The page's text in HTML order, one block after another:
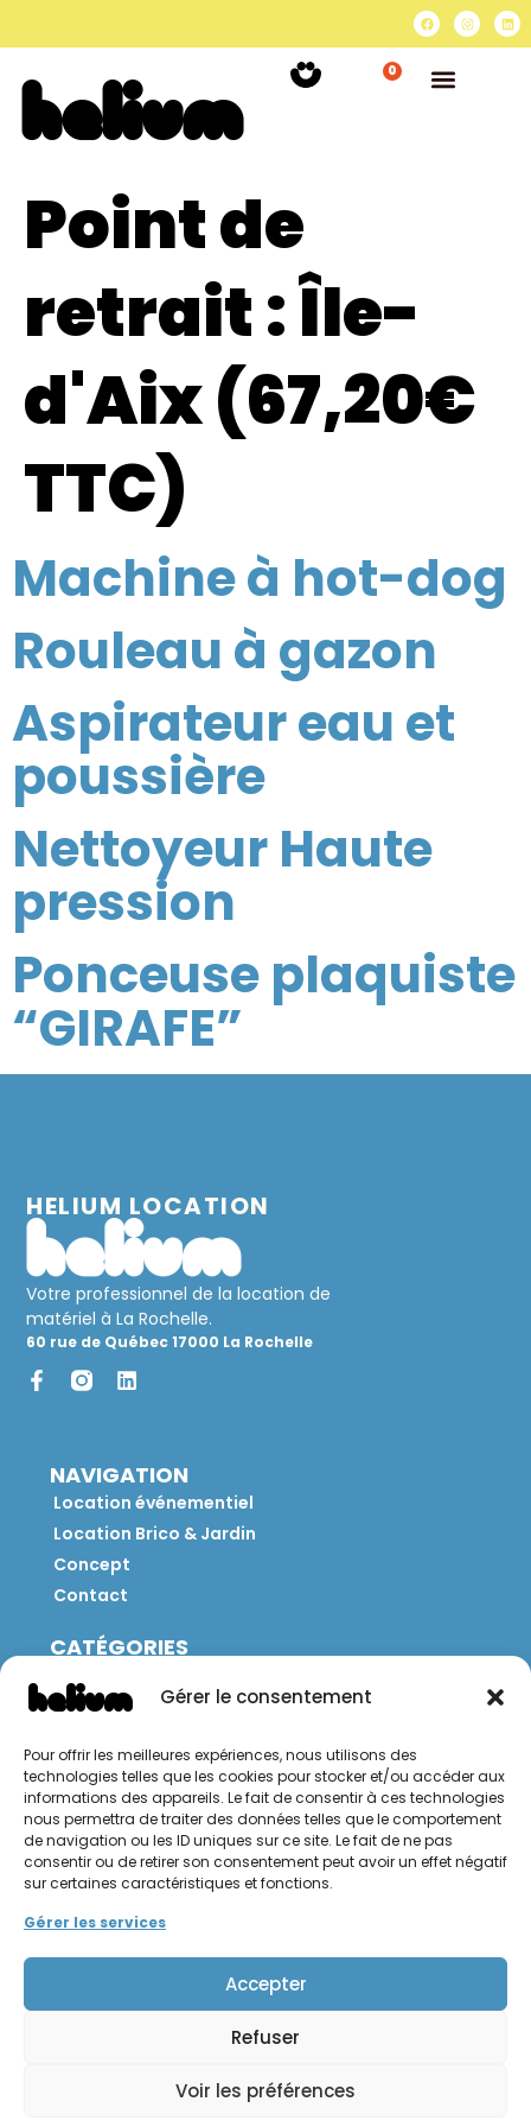
Gérer le consentement
Pour offrir les meilleures expériences, nous utilisons des
technologies telles que les cookies pour stocker et/ou accéder aux
informations des appareils. Le fait de consentir à ces technologies
nous permettra de traiter des données telles que le comportement
de navigation ou les ID uniques sur ce site. Le fait de ne pas
consentir ou de retirer son consentement peut avoir un effet négatif
sur certaines caractéristiques et fonctions.
Gérer les services
Accepter
Refuser
Voir les préférences
0
Point de
retrait :Île-
d'Aix (67,20€
TTC)
Machine à hot-dog
Rouleau à gazon
Aspirateur eau et
poussière
Nettoyeur Haute
pression
Ponceuse plaquiste
“GIRAFE”
HELIUM LOCATION
Votre professionnel de la location de
matériel à La Rochelle.
60 rue de Québec 17000 La Rochelle
NAVIGATION
Location événementiel
Location Brico & Jardin
Concept
Contact
CATÉGORIES
Mobilier
Brico
Jardin
CONTACT
Politique de confidentialité
Conditions générales de vente et d'utilisation